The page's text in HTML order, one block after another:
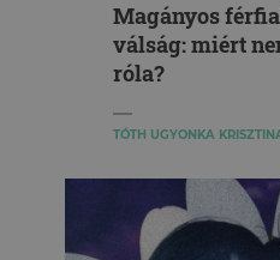
Magányos
válság: miért
róla?
TÓTH UGYONKA